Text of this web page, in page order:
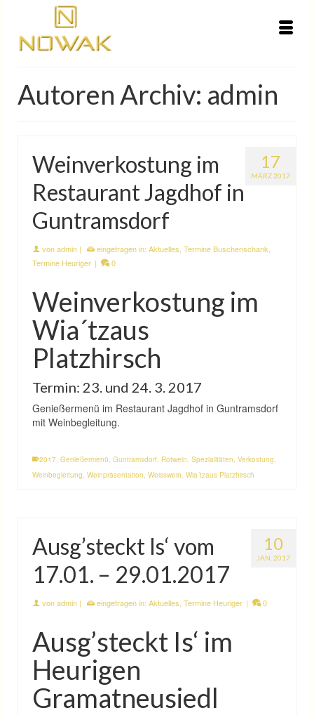
Autoren Archiv: admin
17
MÄRZ 2017
Weinverkostung im
Restaurant Jagdhof in
Guntramsdorf
vonadmin | eingetragen in: Aktuelles Termine Buschenschank
Termine Heuriger | 0
Weinverkostung im
Wia´tzaus
Platzhirsch
Termin: 23. und 24. 3. 2017
Genießermenü im Restaurant Jagdhof in Guntramsdorf
mit Weinbegleitung.
2017, Genießermenü, Guntramsdorf, Rotwein, Spezialitäten, Verkostung,
Weinbegleitung, Weinpräsentation, Weisswein, Wia´tzaus Platzhirsch
10
JAN. 2017
Ausg’steckt Is‘ vom
17.01. – 29.01.2017
vonadmin | eingetragen in: Aktuelles Termine Heuriger | 0
Ausg’steckt Is‘ im
Heurigen
Gramatneusiedl